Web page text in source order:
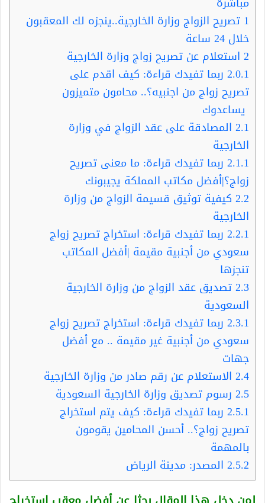
1 تصريح الزواج وزارة الخارجية..ينجزه لك المعقبون
خلال 24 ساعة
2 استعلام عن تصريح زواج وزارة الخارجية
2.0.1 ربما تفيدك قراءة: كيف اقدم على
تصريح زواج من اجنبيه؟.. محامون متميزون
يساعدوك
2.1 المصادقة على عقد الزواج في وزارة
الخارجية
2.1.1 ربما تفيدك قراءة: ما معنى تصريح
زواج؟|أفضل مكاتب المملكة يجيبونك
2.2 كيفية توثيق قسيمة الزواج من وزارة
الخارجية
2.2.1 ربما تفيدك قراءة: استخراج تصريح زواج
سعودي من أجنبية مقيمة |أفضل المكاتب
تنجزها
2.3تصديق عقد الزواج من وزارة الخارجية
السعودية
2.3.1 ربما تفيدك قراءة: استخراج تصريح زواج
سعودي من أجنبية غير مقيمة .. مع أفضل
جهات
2.4 الاستعلام عن رقم صادر من وزارة الخارجية
2.5 رسوم تصديق وزارة الخارجية السعودية
2.5.1 ربما تفيدك قراءة: كيف يتم استخراج
تصريح زواج؟.. أحسن المحامين يقومون
بالمهمة
2.5.2 المصدر: مدينة الرياض